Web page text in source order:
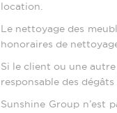
location.
Le nettoyage des
honoraires de
Si le client ou une
responsable des
Sunshine Group n’est